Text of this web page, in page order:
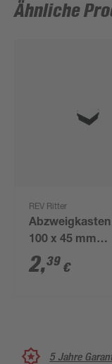
Ähnliche
REV Ritter
Abzweigkasten
100 x 45 mm
schwarz/weiß
2,39 €
5 Jahre